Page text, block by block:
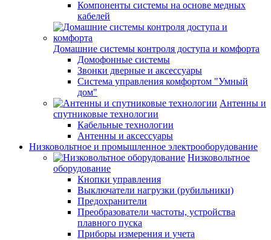
Компоненты системы на основе медных
кабелей
Домашние системы контроля доступа и комфорта
Домофонные системы
Звонки дверные и аксессуары
Система управления комфортом "Умный
дом"
Антенны и
спутниковые технологии
Кабельные технологии
Антенны и аксессуары
Низковольтное и промышленное электрооборудование
Низковольтное
оборудование
Кнопки управления
Выключатели нагрузки (рубильники)
Предохранители
Преобразователи частоты, устройства
плавного пуска
Приборы измерения и учета